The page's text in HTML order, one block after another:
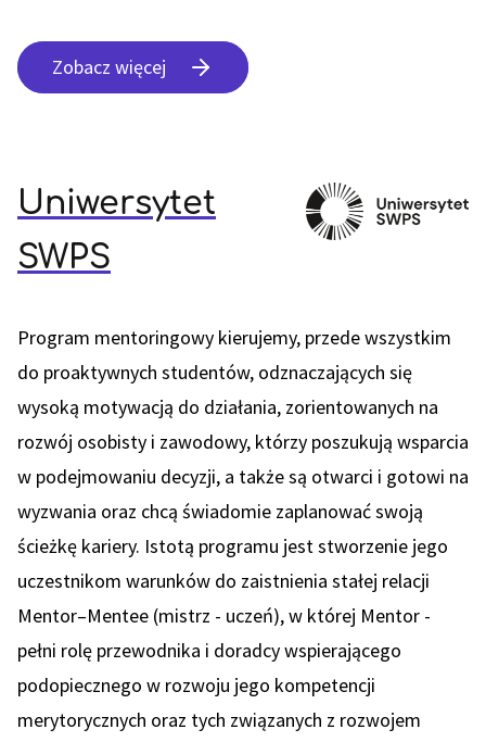
Zobacz więcej
Uniwersytet
SWPS
Program mentoringowy kierujemy, przede wszystkim
do proaktywnych studentów, odznaczających się
wysoką motywacją do działania, zorientowanych na
rozwój osobisty i zawodowy, którzy poszukują wsparcia
w podejmowaniu decyzji, a także są otwarci i gotowi na
wyzwania oraz chcą świadomie zaplanować swoją
ścieżkę kariery. Istotą programu jest stworzenie jego
uczestnikom warunków do zaistnienia stałej relacji
Mentor–Mentee (mistrz - uczeń), w której Mentor -
pełni rolę przewodnika i doradcy wspierającego
podopiecznego w rozwoju jego kompetencji
merytorycznych oraz tych związanych z rozwojem